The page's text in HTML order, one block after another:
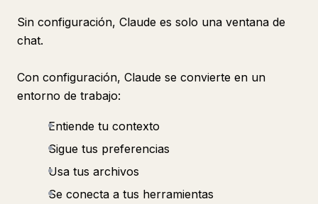
Sin configuración, Claude es solo una ventana de
chat.
Con configuración, Claude se convierte en un
entorno de trabajo:
Entiende tu contexto
Sigue tus preferencias
Usa tus archivos
Se conecta a tus herramientas